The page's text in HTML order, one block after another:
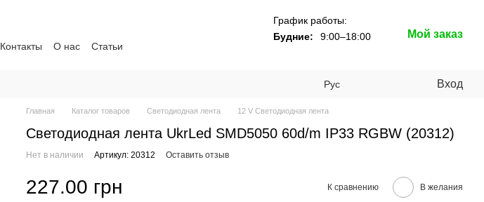
Контакты О нас
Статьи
График работы:
Будние:
9:00–18:00 Мой заказ
Рус Вход
Главная Каталог товаров Светодиодная лента 12 V Светодиодная лента
Светодиодная лента UkrLed SMD5050 60d/m IP33 RGBW (20312)
Нет в наличии Артикул: 20312 Оставить отзыв
227.00 грн К сравнению В желания